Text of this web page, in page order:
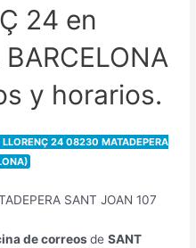
24 en
BARCELONA
y horarios.
24 08230 MATADEPERA
de correosdeSANT